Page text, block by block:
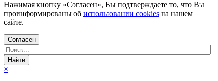
Нажимая кнопку «Согласен», Вы подтверждаете то, что Вы
проинформированы об использовании cookies на нашем
сайте.
Согласен
×